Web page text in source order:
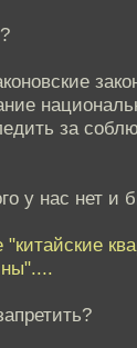
за
у нас нет и